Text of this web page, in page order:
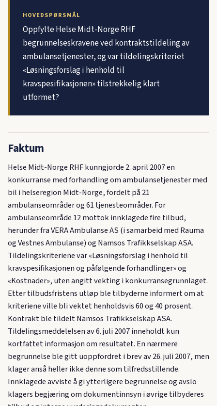
HOVEDSPØRSMÅL
Oppfylte Helse Midt-Norge RHF
begrunnelseskravene ved kontraktstildeling av
ambulansetjenester, og var tildelingskriteriet
«Løsningsforslag i henhold til
kravspesifikasjonen» tilstrekkelig klart
utformet?
Faktum
Helse Midt-Norge RHF kunngjorde 2. april 2007 en
konkurranse med forhandling om ambulansetjenester med
bil i helseregion Midt-Norge, fordelt på 21
ambulanseområder og 61 tjenesteområder. For
ambulanseområde 12 mottok innklagede fire tilbud,
herunder fra VERA Ambulanse AS (i samarbeid med Rauma
og Vestnes Ambulanse) og Namsos Trafikkselskap ASA.
Tildelingskriteriene var «Løsningsforslag i henhold til
kravspesifikasjonen og påfølgende forhandlinger» og
«Kostnader», uten angitt vekting i konkurransegrunnlaget.
Etter tilbudsfristens utløp ble tilbyderne informert om at
kriteriene ville bli vektet henholdsvis 60 og 40 prosent.
Kontrakt ble tildelt Namsos Trafikkselskap ASA.
Tildelingsmeddelelsen av 6. juli 2007 inneholdt kun
kortfattet informasjon om resultatet. En nærmere
begrunnelse ble gitt uoppfordret i brev av 26. juli 2007, men
klager anså heller ikke denne som tilfredsstillende.
Innklagede avviste å gi ytterligere begrunnelse og avslo
klagers begjæring om dokumentinnsyn i øvrige tilbyderes